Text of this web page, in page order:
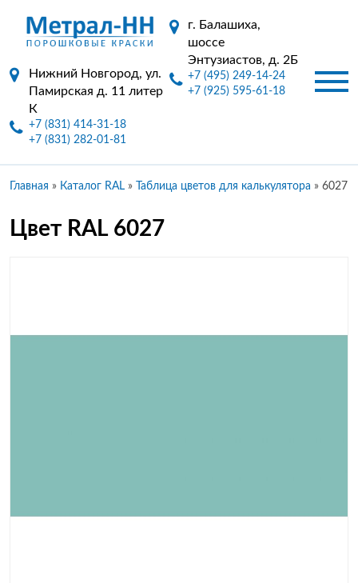
Нижний Новгород, ул.
Памирская д. 11 литер
К
+7 (831) 414-31-18
+7 (831) 282-01-81
г. Балашиха,
шоссе
Энтузиастов, д. 2Б
+7 (495) 249-14-24
+7 (925) 595-61-18
Главная » Каталог RAL » Таблица цветов для калькулятора » 6027
Цвет RAL 6027